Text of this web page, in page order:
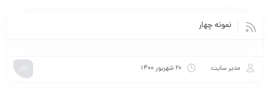
نمونه چهار
مدیر سایت ۲۰ شهریور ۱۴۰۰